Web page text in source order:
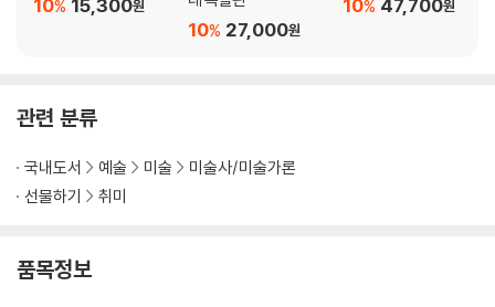
- 15세기 후반: 이탈리아
14 전통과 혁신 Ⅱ
- 15세기: 북유럽
15 조화의 달성
15,300원
10%
27,000원
10%
47,700원
10%
관련 분류
국내도서 예술 미술
미술사/미술가론
선물하기
취미
품목정보